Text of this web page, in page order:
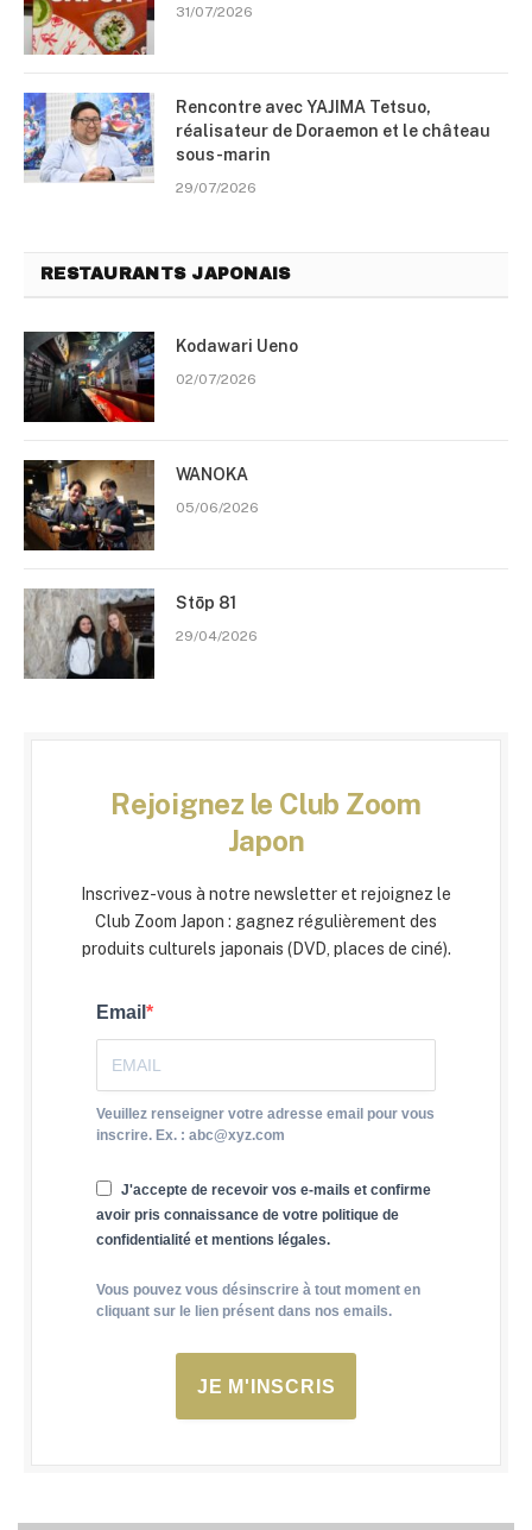
31/07/2026
Rencontre avec YAJIMA Tetsuo,
réalisateur de Doraemon et le château
sous-marin
29/07/2026
RESTAURANTS JAPONAIS
Kodawari Ueno
02/07/2026
WANOKA
05/06/2026
Stōp 81
29/04/2026
Rejoignez le Club Zoom
Japon
Inscrivez-vous à notre newsletter et rejoignez le
Club Zoom Japon : gagnez régulièrement des
produits culturels japonais (DVD, places de ciné).
Email
Veuillez renseigner votre adresse email pour vous
inscrire. Ex. : abc@xyz.com
J'accepte de recevoir vos e-mails et confirme
avoir pris connaissance de votre politique de
confidentialité et mentions légales.
Vous pouvez vous désinscrire à tout moment en
cliquant sur le lien présent dans nos emails.
JE M'INSCRIS